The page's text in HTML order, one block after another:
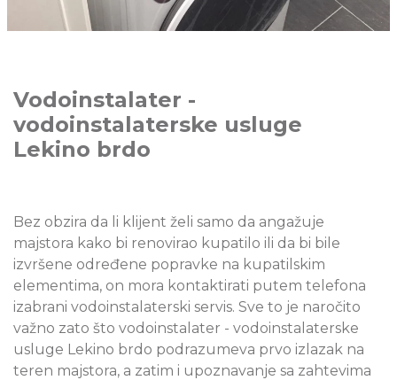
Vodoinstalater -
vodoinstalaterske usluge
Lekino brdo
Bez obzira da li klijent želi samo da angažuje
majstora kako bi renovirao kupatilo ili da bi bile
izvršene određene popravke na kupatilskim
elementima, on mora kontaktirati putem telefona
izabrani vodoinstalaterski servis. Sve to je naročito
važno zato što vodoinstalater - vodoinstalaterske
usluge Lekino brdo podrazumeva prvo izlazak na
teren majstora, a zatim i upoznavanje sa zahtevima